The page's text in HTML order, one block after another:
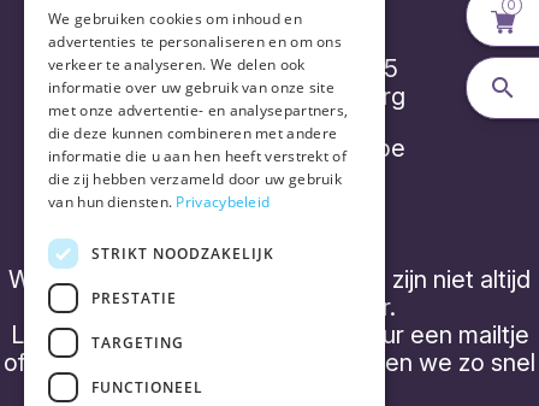
Vorthex Aequo bv
Diepenbroekstraatje 15
2220 Heist-op-den-Berg
info@placebonocebo.be
+32 (0) 490 21 62 07
We hebben geen 'kantooruren' en zijn niet altijd
telefonisch bereikbaar.
Laat een boodschap achter of stuur een mailtje
of een WhatsApp bericht, dan nemen we zo snel
mogelijk contact op.
0
We gebruiken cookies om inhoud en
advertenties te personaliseren en om ons
verkeer te analyseren. We delen ook
informatie over uw gebruik van onze site
met onze advertentie- en analysepartners,
die deze kunnen combineren met andere
informatie die u aan hen heeft verstrekt of
die zij hebben verzameld door uw gebruik
van hun diensten. Privacybeleid
STRIKT NOODZAKELIJK
PRESTATIE
TARGETING
FUNCTIONEEL